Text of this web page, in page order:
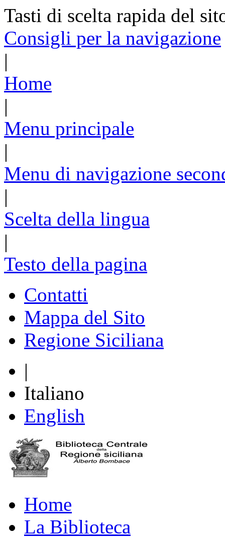
Tasti di scelta rapida del
Consigli per la navigazione
|
Home
|
Menu principale
|
Menu di navigazione
|
Scelta della lingua
|
Testo della pagina
Contatti
Mappa del Sito
Regione Siciliana
|
Italiano
English
Home
La Biblioteca